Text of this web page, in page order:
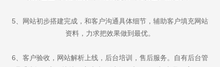
5、网站初步搭建完成，和客户沟通具体细节，辅助客户填充网站
资料，力求把效果做到最优。
6、客户验收，网站解析上线，后台培训，售后服务。自有后台管